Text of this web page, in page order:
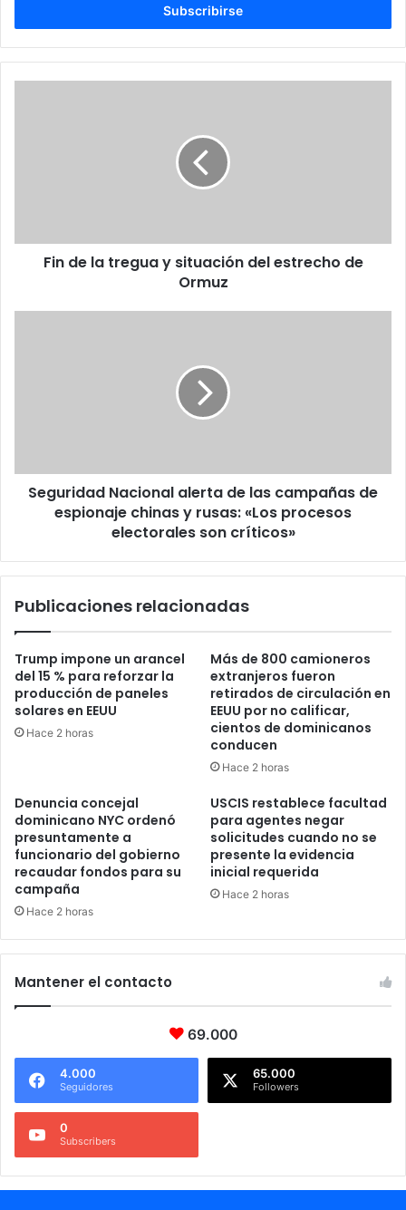
de
OrmuzFin de la tregua y situación del estrecho de
Ormuz
chinas
electorales
críticos»
Seguridad Nacional alerta de las campañas de
espionaje chinas y rusas: «Los procesos
electorales son críticos»
Publicaciones relacionadas
Trump impone un arancel
del 15 % para reforzar la
producción de paneles
solares en EEUU
Hace 2 horas
Más de 800 camioneros
extranjeros fueron
retirados de circulación en
EEUU por no calificar,
cientos de dominicanos
conducen
Hace 2 horas
Denuncia concejal
dominicano NYC ordenó
presuntamente a
funcionario del gobierno
recaudar fondos para su
campaña
Hace 2 horas
USCIS restablece facultad
para agentes negar
solicitudes cuando no se
presente la evidencia
inicial requerida
Hace 2 horas
Mantener el contacto
69.000
4.000
Seguidores
65.000
Followers
0
Subscribers